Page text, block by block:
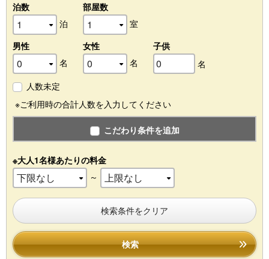
泊数
泊
部屋数
室
男性
名
女性
名
子供
名
人数未定
※ご利用時の合計人数を入力してください
こだわり条件を追加
※大人1名様あたりの料金
～
検索条件をクリア
検索